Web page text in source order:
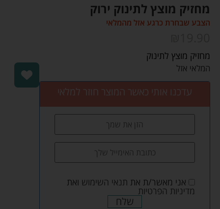
מחזיק מוצץ לתינוק ירוק
הצבע שבחרת כרגע אזל מהמלאי
מחזיק מוצץ לתינוק
המלאי אזל
עדכנו אותי כאשר המוצר חוזר למלאי
אני מאשר/ת את תנאי השימוש ואת
מדיניות הפרטיות
שלח